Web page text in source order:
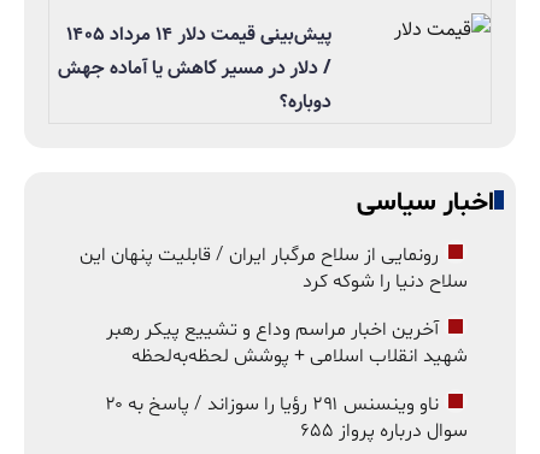
پیش‌بینی قیمت دلار ۱۴ مرداد ۱۴۰۵
/ دلار در مسیر کاهش یا آماده جهش
دوباره؟
اخبار سیاسی
رونمایی از سلاح مرگبار ایران / قابلیت پنهان این
سلاح دنیا را شوکه کرد
آخرین اخبار مراسم وداع و تشییع پیکر رهبر
شهید انقلاب اسلامی + پوشش لحظه‌به‌لحظه
ناو وینسنس ۲۹۱ رؤیا را سوزاند / پاسخ به ۲۰
سوال درباره پرواز ۶۵۵